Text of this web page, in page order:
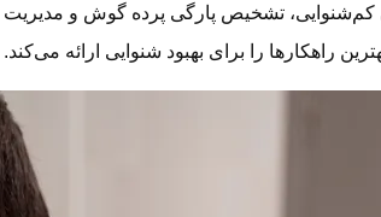
تشخیص پارگی پرده گوش و مدیریت
راهکارها را برای بهبود شنوایی ارائه می‌کند.